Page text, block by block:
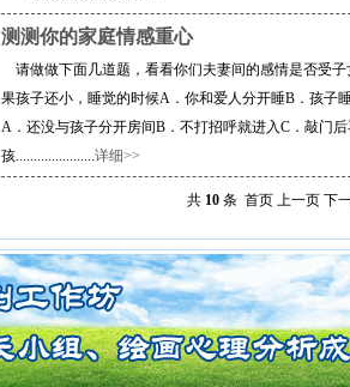
测测你的家庭情感重心
请做做下面几道题，看看你们夫妻间的感情是否受
果孩子还小，睡觉的时候A．你和爱人分开睡B．孩
A．还没与孩子分开房间B．不打招呼就进入C．敲
孩......................详细>>
共 10条 首页 上一页 下